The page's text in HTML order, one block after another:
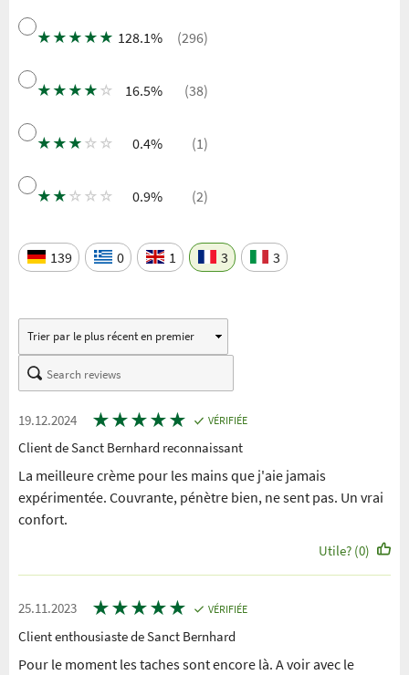
★ ★ ★ ★ ★ 128.1% (296)
★ ★ ★ ★ ☆ 16.5% (38)
★ ★ ★ ☆ ☆ 0.4% (1)
★ ★ ☆ ☆ ☆ 0.9% (2)
139 0 1 3 3
19.12.2024 ★★★★★ VÉRIFIÉE
Client de Sanct Bernhard reconnaissant
La meilleure crème pour les mains que j'aie jamais
expérimentée. Couvrante, pénètre bien, ne sent pas. Un vrai
confort.
Utile? (0)
25.11.2023 ★★★★★ VÉRIFIÉE
Client enthousiaste de Sanct Bernhard
Pour le moment les taches sont encore là. A voir avec le